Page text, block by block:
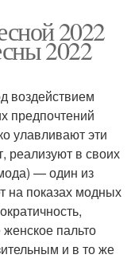
2022
2022
воздействием
предпочтений
улавливают эти
реализуют в своих
— один из
на показах модных
пальто
и в то же